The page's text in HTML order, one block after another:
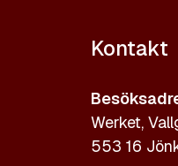
Kontakt
Werket,
553 16